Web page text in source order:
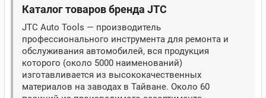
Каталог товаров бренда JTC
JTC Auto Tools — производитель
профессионального инструмента для ремонта и
обслуживания автомобилей, вся продукция
которого (около 5000 наименований)
изготавливается из высококачественных
материалов на заводах в Тайване. Около 60